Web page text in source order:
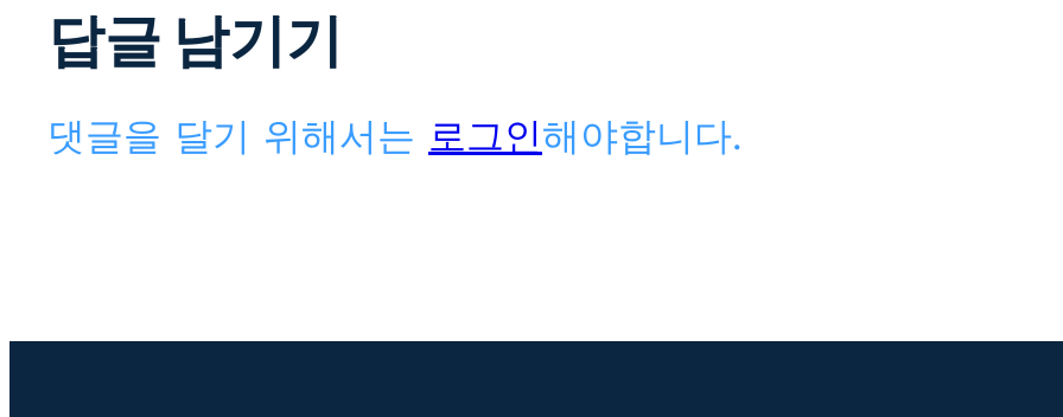
답글 남기기
댓글을 달기 위해서는 로그인해야합니다.